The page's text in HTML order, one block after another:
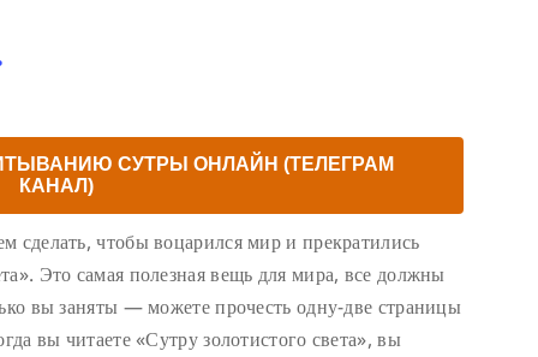
СУТРЫ ОНЛАЙН (ТЕЛЕГРАМ
КАНАЛ)
чтобы воцарился мир и прекратились
Это самая полезная вещь для мира, все должны
вы заняты — можете прочесть одну-две страницы
вы читаете «Сутру золотистого света», вы